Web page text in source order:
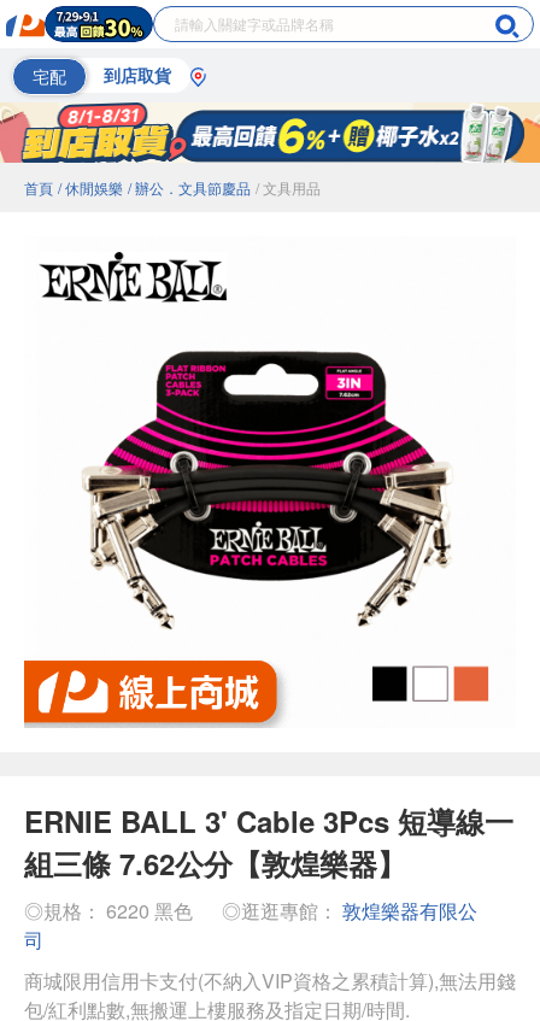
宅配 到店取貨
首頁 / 休閒娛樂 / 辦公．文具節慶品 / 文具用品
ERNIE BALL 3' Cable 3Pcs 短導線一
組三條 7.62公分【敦煌樂器】
◎規格： 6220 黑色 ◎逛逛專館： 敦煌樂器有限公
司
商城限用信用卡支付(不納入VIP資格之累積計算),無法用錢
包/紅利點數,無搬運上樓服務及指定日期/時間.